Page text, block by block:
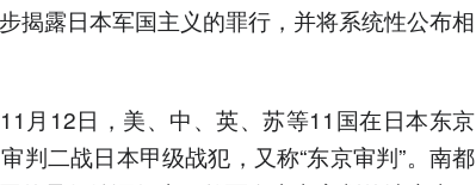
揭露日本军国主义的罪行，并将系统性公布相
月12日，美、中、英、苏等11国在日本东京
判二战日本甲级战犯，又称“东京审判”。南都